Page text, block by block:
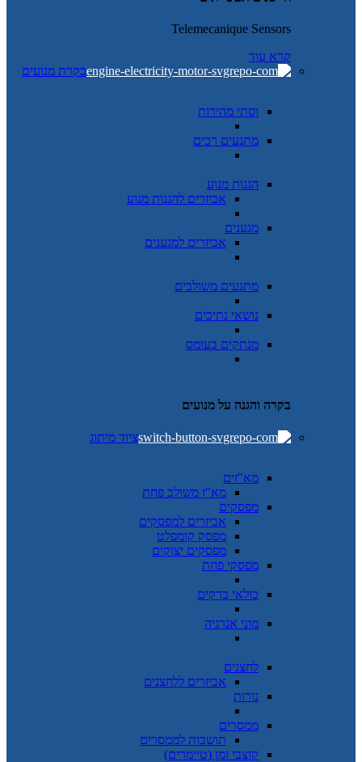
Telemecanique Sensors
קרא עוד
בקרת מנועים
וסתי מהירות
מתנעים רכים
הגנות מנוע
אביזרים להגנות מנוע
מגענים
אביזרים למגענים
מתנעים משולבים
נושאי נתיכים
מנתקים בעומס
בקרה והגנה על מנועים
ציוד מיתוג
מא"זים
מא"ז משולב פחת
מפסקים
אביזרים למפסקים
מפסק קומפלט
מפסקים יצוקים
מפסקי פחת
כולאי ברקים
מוני אנרגיה
לחצנים
אביזרים ללחצנים
נורות
ממסרים
תושבות לממסרים
קוצבי זמן (טיימרים)